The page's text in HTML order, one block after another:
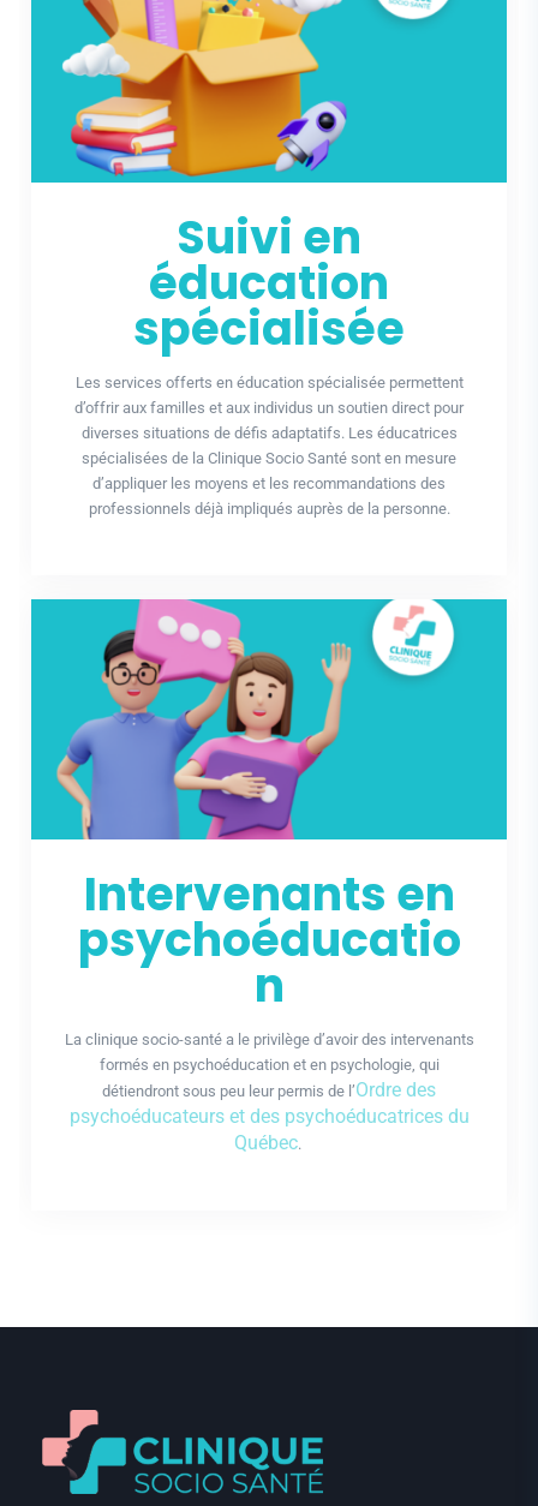
Suivi en
éducation
spécialisée
Les services offerts en éducation spécialisée permettent
d’offrir aux familles et aux individus un soutien direct pour
diverses situations de défis adaptatifs. Les éducatrices
spécialisées de la Clinique Socio Santé sont en mesure
d’appliquer les moyens et les recommandations des
professionnels déjà impliqués auprès de la personne.
Intervenants en
psychoéducatio
n
La clinique socio-santé a le privilège d’avoir des intervenants
formés en psychoéducation et en psychologie, qui
détiendront sous peu leur permis de l’Ordre des
psychoéducateurs et des psychoéducatrices du
Québec.